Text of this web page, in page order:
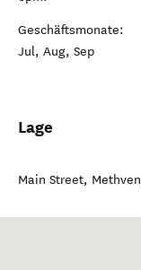
Geschäftsmonate:
Jul, Aug, Sep
Lage
Main Street, Methven